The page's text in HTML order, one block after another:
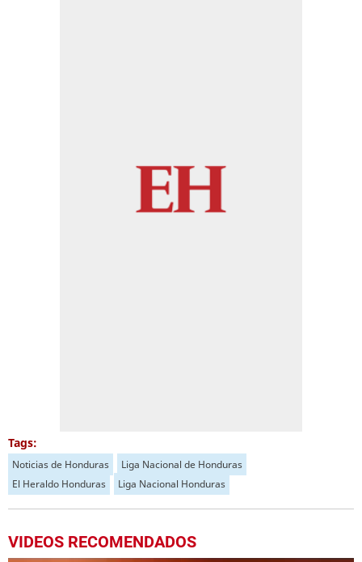
Tags:
Noticias de Honduras
Liga Nacional de Honduras
El Heraldo Honduras
Liga Nacional Honduras
VIDEOS RECOMENDADOS